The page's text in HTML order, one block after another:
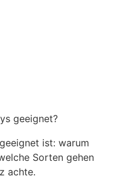
geeignet?
ist: warum
Sorten gehen
achte.